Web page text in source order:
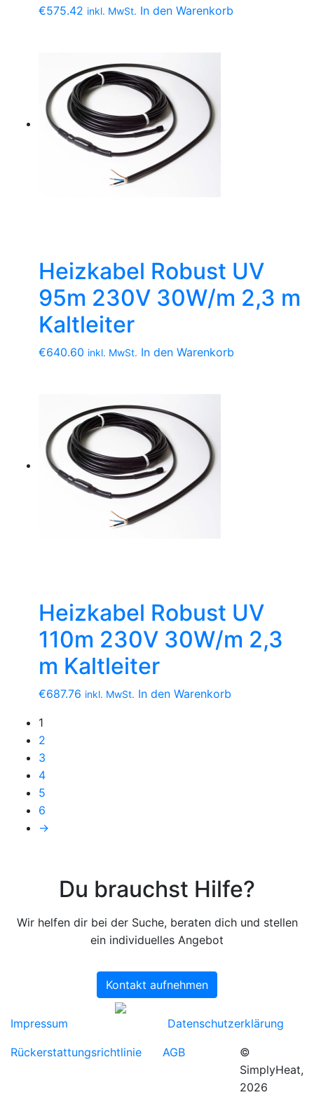
€575.42 inkl. MwSt. In den Warenkorb
Heizkabel Robust UV
95m 230V 30W/m 2,3 m
Kaltleiter
€640.60 inkl. MwSt. In den Warenkorb
Heizkabel Robust UV
110m 230V 30W/m 2,3
m Kaltleiter
€687.76 inkl. MwSt. In den Warenkorb
1
2
3
4
5
6
→
Du brauchst Hilfe?
Wir helfen dir bei der Suche, beraten dich und stellen
ein individuelles Angebot
Kontakt aufnehmen
Impressum Datenschutzerklärung
Rückerstattungsrichtlinie AGB
©
SimplyHeat,
2026